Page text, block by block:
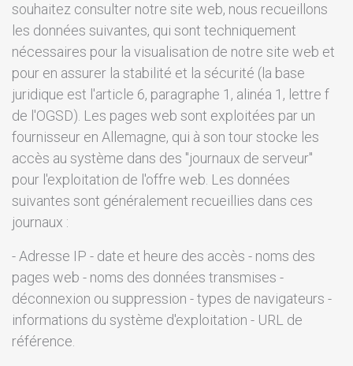
souhaitez consulter notre site web, nous recueillons
les données suivantes, qui sont techniquement
nécessaires pour la visualisation de notre site web et
pour en assurer la stabilité et la sécurité (la base
juridique est l'article 6, paragraphe 1, alinéa 1, lettre f
de l'OGSD). Les pages web sont exploitées par un
fournisseur en Allemagne, qui à son tour stocke les
accès au système dans des "journaux de serveur"
pour l'exploitation de l'offre web. Les données
suivantes sont généralement recueillies dans ces
journaux :
- Adresse IP - date et heure des accès - noms des
pages web - noms des données transmises -
déconnexion ou suppression - types de navigateurs -
informations du système d'exploitation - URL de
référence.